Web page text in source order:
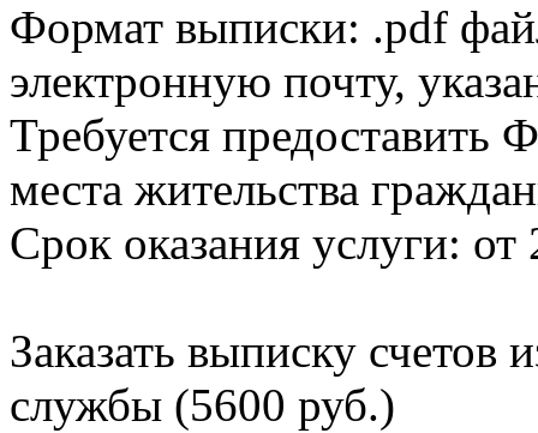
Формат выписки: .pdf
электронную почту,
Требуется
места жительства
Срок оказания услуги: от
Заказать выписку счетов
службы (5600 руб.)